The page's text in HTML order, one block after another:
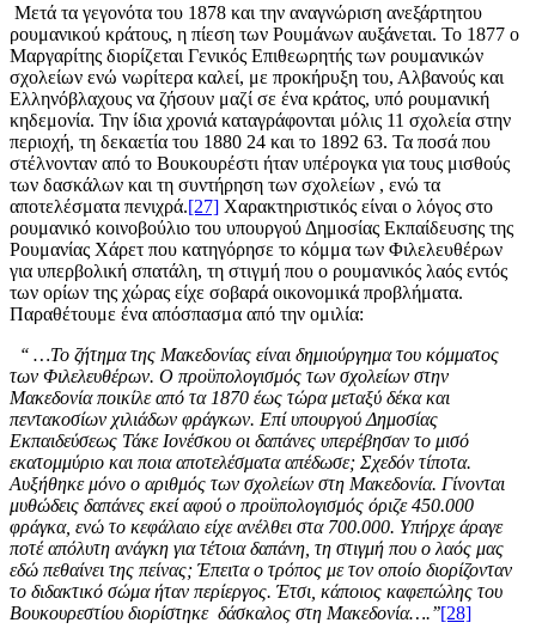
Μετά τα γεγονότα του 1878 και την αναγνώριση ανεξάρτητου
ρουμανικού κράτους, η πίεση των Ρουμάνων αυξάνεται. Το 1877 ο
Μαργαρίτης διορίζεται Γενικός Επιθεωρητής των ρουμανικών
σχολείων ενώ νωρίτερα καλεί, με προκήρυξη του, Αλβανούς και
Ελληνόβλαχους να ζήσουν μαζί σε ένα κράτος, υπό ρουμανική
κηδεμονία. Την ίδια χρονιά καταγράφονται μόλις 11 σχολεία στην
περιοχή, τη δεκαετία του 1880 24 και το 1892 63. Τα ποσά που
στέλνονταν από το Βουκουρέστι ήταν υπέρογκα για τους μισθούς
των δασκάλων και τη συντήρηση των σχολείων , ενώ τα
αποτελέσματα πενιχρά.[27] Χαρακτηριστικός είναι ο λόγος στο
ρουμανικό κοινοβούλιο του υπουργού Δημοσίας Εκπαίδευσης της
Ρουμανίας Χάρετ που κατηγόρησε το κόμμα των Φιλελευθέρων
για υπερβολική σπατάλη, τη στιγμή που ο ρουμανικός λαός εντός
των ορίων της χώρας είχε σοβαρά οικονομικά προβλήματα.
Παραθέτουμε ένα απόσπασμα από την ομιλία:
‘‘ …Το ζήτημα της Μακεδονίας είναι δημιούργημα του κόμματος
των Φιλελευθέρων. Ο προϋπολογισμός των σχολείων στην
Μακεδονία ποικίλε από τα 1870 έως τώρα μεταξύ δέκα και
πεντακοσίων χιλιάδων φράγκων. Επί υπουργού Δημοσίας
Εκπαιδεύσεως Τάκε Ιονέσκου οι δαπάνες υπερέβησαν το μισό
εκατομμύριο και ποια αποτελέσματα απέδωσε; Σχεδόν τίποτα.
Αυξήθηκε μόνο ο αριθμός των σχολείων στη Μακεδονία. Γίνονται
μυθώδεις δαπάνες εκεί αφού ο προϋπολογισμός όριζε 450.000
φράγκα, ενώ το κεφάλαιο είχε ανέλθει στα 700.000. Υπήρχε άραγε
ποτέ απόλυτη ανάγκη για τέτοια δαπάνη, τη στιγμή που ο λαός μας
εδώ πεθαίνει της πείνας; Έπειτα ο τρόπος με τον οποίο διορίζονταν
το διδακτικό σώμα ήταν περίεργος. Έτσι, κάποιος καφεπώλης του
Βουκουρεστίου διορίστηκε δάσκαλος στη Μακεδονία….’’[28]